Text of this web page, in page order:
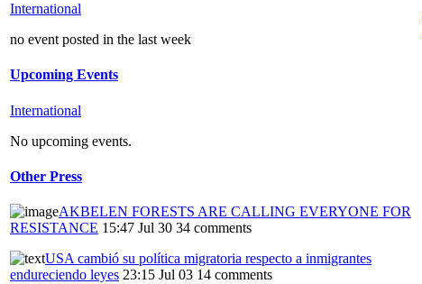
International
no event posted in the last week
Upcoming Events
International
No upcoming events.
Other Press
AKBELEN FORESTS ARE CALLING EVERYONE FOR
RESISTANCE 15:47 Jul 30 34 comments
USA cambió su política migratoria respecto a inmigrantes
endureciendo leyes 23:15 Jul 03 14 comments